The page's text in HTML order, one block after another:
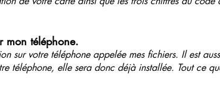
mon téléphone.
sur votre téléphone appelée mes fichiers. Il est
téléphone, elle sera donc déjà installée. Tout ce